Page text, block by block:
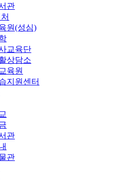
관
원(성심)
교육단
상담소
육원
지원센터
관
관